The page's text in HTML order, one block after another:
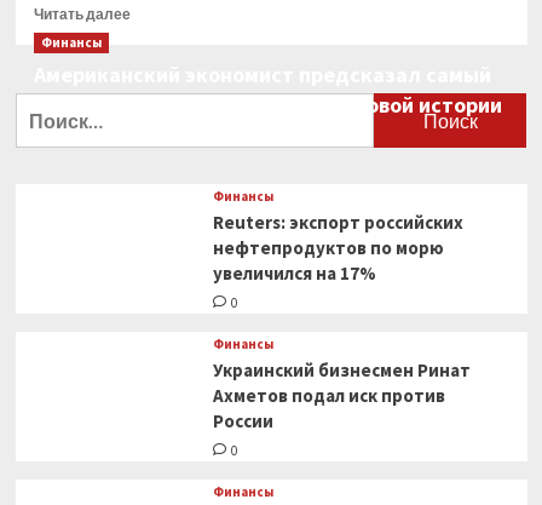
Читать далееПрочитать
к уровню
Финансы
большой финансовый крах в мировой истории
Финансы
Reuters: экспорт российских
нефтепродуктов по морю
увеличился на 17%
0
Финансы
Украинский бизнесмен Ринат
Ахметов подал иск против
России
0
Финансы